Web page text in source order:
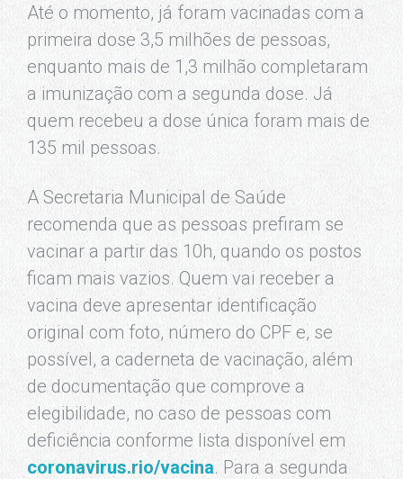
Até o momento, já foram vacinadas com a
primeira dose 3,5 milhões de pessoas,
enquanto mais de 1,3 milhão completaram
a imunização com a segunda dose. Já
quem recebeu a dose única foram mais de
135 mil pessoas.
A Secretaria Municipal de Saúde
recomenda que as pessoas prefiram se
vacinar a partir das 10h, quando os postos
ficam mais vazios. Quem vai receber a
vacina deve apresentar identificação
original com foto, número do CPF e, se
possível, a caderneta de vacinação, além
de documentação que comprove a
elegibilidade, no caso de pessoas com
deficiência conforme lista disponível em
coronavirus.rio/vacina. Para a segunda